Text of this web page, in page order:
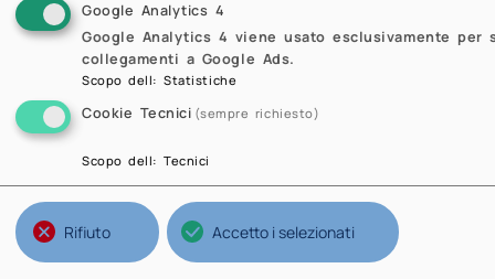
Contattaci
Contatti
Milano - P.IVA 04376620151 - C.F. 8005793015
Privacy Policy Cookie Policy
Update your cookie
preferences